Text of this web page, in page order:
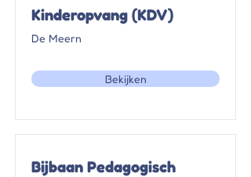
Kinderopvang (KDV)
De Meern
Bekijken
Bijbaan Pedagogisch